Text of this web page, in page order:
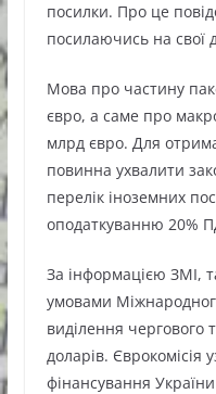
посилки. Про це
посилаючись на свої
Мова про частину
євро, а саме про
млрд євро. Для
повинна ухвалити
перелік іноземних
оподаткуванню 20%
За інформацією ЗМІ,
умовами
виділення
доларів. Єврокомісія
фінансування